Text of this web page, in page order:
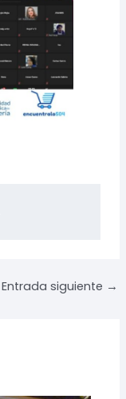
Entrada siguiente →